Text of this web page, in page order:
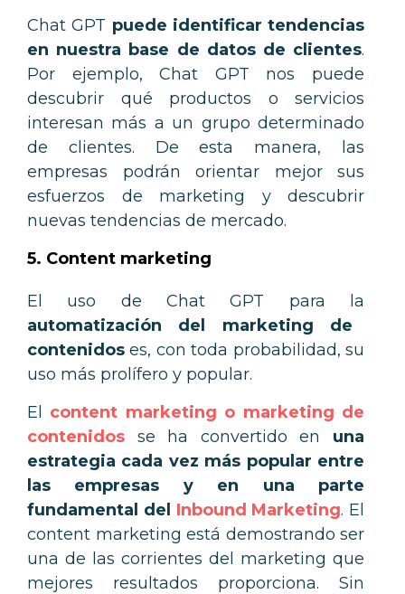
Chat GPT puede identificar tendencias
en nuestra base de datos de clientes.
Por ejemplo, Chat GPT nos puede
descubrir qué productos o servicios
interesan más a un grupo determinado
de clientes. De esta manera, las
empresas podrán orientar mejor sus
esfuerzos de marketing y descubrir
nuevas tendencias de mercado.
5. Content marketing
El uso de Chat GPT para la
automatización del marketing de
contenidoses, con toda probabilidad, su
uso más prolífero y popular.
El content marketing o marketing de
contenidos se ha convertido en una
estrategia cada vez más popular entre
las empresas y en una parte
fundamental del Inbound Marketing. El
content marketing está demostrando ser
una de las corrientes del marketing que
mejores resultados proporciona. Sin